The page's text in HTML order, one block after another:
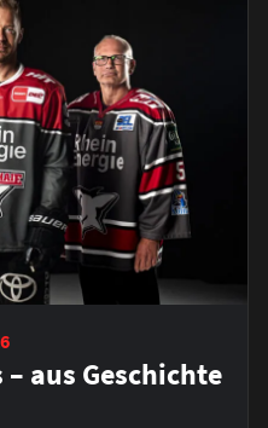
aus Geschichte